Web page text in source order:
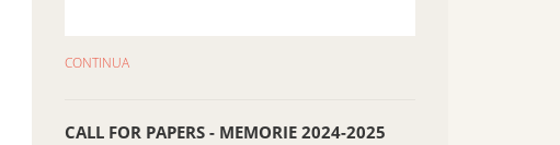
CONTINUA
CALL FOR PAPERS - MEMORIE 2024-2025